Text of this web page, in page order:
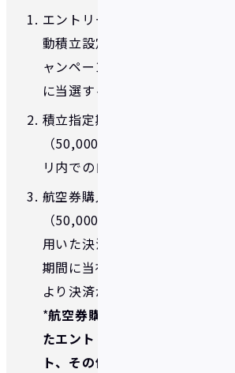
エントリー期間にエントリー対
動積立設定、エントリーフォー
ャンペーンの参加申込みを行い
に当選すること。
積立指定期間中にエントリー対
（50,000～500,000円）以上の
リ内での自動積立を実施するこ
航空券購入報告期間中にエント
（50,000～500,000円）のイデ
用いた決済による購入後、航空
期間に当社所定の航空券購入報
より決済が完了した旨を通知す
*航空券購入報告フォームには購
たエントリー対象の領収書ある
ト、その他購入いただいたエン